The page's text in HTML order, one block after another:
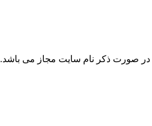
در صورت ذکر نام سايت مجاز مى باشد.